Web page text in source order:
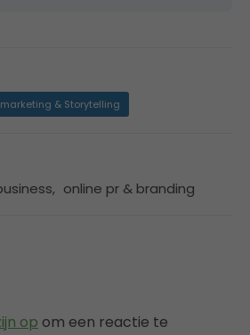
& Storytelling
, online pr & branding
op om een reactie te